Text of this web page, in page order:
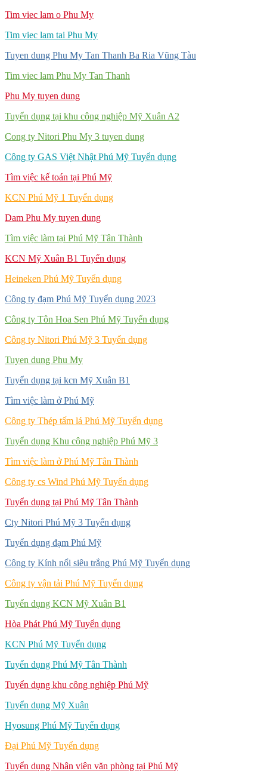
Tim viec lam o Phu My
Tim viec lam tai Phu My
Tuyen dung Phu My Tan Thanh Ba Ria Vũng Tàu
Tim viec lam Phu My Tan Thanh
Phu My tuyen dung
Tuyển dụng tại khu công nghiệp Mỹ Xuân A2
Cong ty Nitori Phu My 3 tuyen dung
Công ty GAS Việt Nhật Phú Mỹ Tuyển dụng
Tìm việc kế toán tại Phú Mỹ
KCN Phú Mỹ 1 Tuyển dụng
Dam Phu My tuyen dung
Tìm việc làm tại Phú Mỹ Tân Thành
KCN Mỹ Xuân B1 Tuyển dụng
Heineken Phú Mỹ Tuyển dụng
Công ty đạm Phú Mỹ Tuyển dụng 2023
Công ty Tôn Hoa Sen Phú Mỹ Tuyển dụng
Công ty Nitori Phú Mỹ 3 Tuyển dụng
Tuyen dung Phu My
Tuyển dụng tại kcn Mỹ Xuân B1
Tìm việc làm ở Phú Mỹ
Công ty Thép tấm lá Phú Mỹ Tuyển dụng
Tuyển dụng Khu công nghiệp Phú Mỹ 3
Tìm việc làm ở Phú Mỹ Tân Thành
Công ty cs Wind Phú Mỹ Tuyển dụng
Tuyển dụng tại Phú Mỹ Tân Thành
Cty Nitori Phú Mỹ 3 Tuyển dụng
Tuyển dụng đạm Phú Mỹ
Công ty Kính nổi siêu trắng Phú Mỹ Tuyển dụng
Công ty vận tải Phú Mỹ Tuyển dụng
Tuyển dụng KCN Mỹ Xuân B1
Hòa Phát Phú Mỹ Tuyển dụng
KCN Phú Mỹ Tuyển dụng
Tuyển dụng Phú Mỹ Tân Thành
Tuyển dụng khu công nghiệp Phú Mỹ
Tuyển dụng Mỹ Xuân
Hyosung Phú Mỹ Tuyển dụng
Đại Phú Mỹ Tuyển dụng
Tuyển dụng Nhân viên văn phòng tại Phú Mỹ